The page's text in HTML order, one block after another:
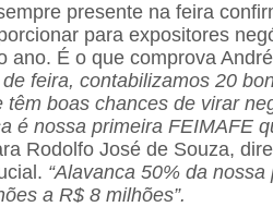
presente na feira
para expositores
ano. É o que comprova
feira, contabilizamos 20
têm boas chances de virar
é nossa primeira FEIMAFE
Rodolfo José de Souza,
“Alavanca 50% da
a R$ 8 milhões”.